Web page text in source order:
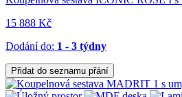
15 888 Kč
Dodání do: 1 - 3 týdny
Přidat do seznamu přání